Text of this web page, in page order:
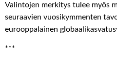
Valintojen merkitys tulee myös
seuraavien vuosikymmenten
eurooppalainen
***